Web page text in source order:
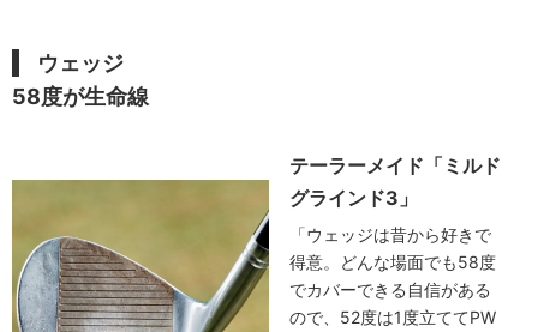
ウェッジ
58度が生命線
テーラーメイド「ミルド
グラインド3」
「ウェッジは昔から好きで
得意。どんな場面でも58度
でカバーできる自信がある
ので、52度は1度立ててPW